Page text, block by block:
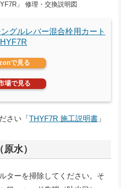
」 修理・交換説明図
グルレバー混合栓用カート
で見る
場で見る
さい「THYF7R 施工説明書 」
水）
ターを掃除してください。そ